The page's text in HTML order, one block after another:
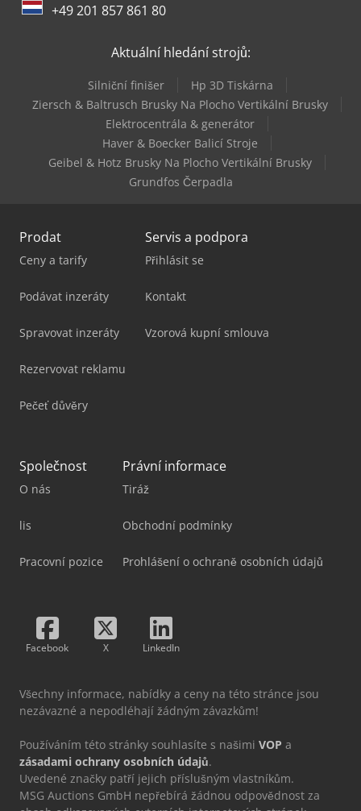
+49 201 857 861 80
Aktuální hledání strojů:
Silniční finišer
Hp 3D Tiskárna
Ziersch & Baltrusch Brusky Na Plocho Vertikální Brusky
Elektrocentrála & generátor
Haver & Boecker Balicí Stroje
Geibel & Hotz Brusky Na Plocho Vertikální Brusky
Grundfos Čerpadla
Prodat
Ceny a tarify
Podávat inzeráty
Spravovat inzeráty
Rezervovat reklamu
Pečeť důvěry
Servis a podpora
Přihlásit se
Kontakt
Vzorová kupní smlouva
Společnost
O nás
lis
Pracovní pozice
Právní informace
Tiráž
Obchodní podmínky
Prohlášení o ochraně osobních údajů
Facebook X LinkedIn
Všechny informace, nabídky a ceny na této stránce jsou
nezávazné a nepodléhají žádným závazkům!
Používáním této stránky souhlasíte s našimi VOP a
zásadami ochrany osobních údajů.
Uvedené značky patří jejich příslušným vlastníkům.
MSG Auctions GmbH nepřebírá žádnou odpovědnost za